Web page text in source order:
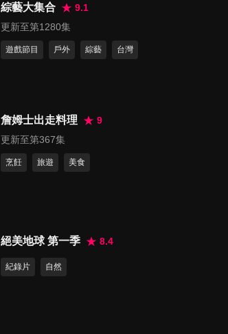
ofiii 歐飛柑仔店｜Fubon
15 分鐘
李雅英,李珠珢重磅登場！挑戰
台語繞口令居然超流利 ?!
16分鐘
李多慧超清涼專訪 - 百吉50週
校,龍京雅,車睿娜專訪
12
綜藝大集合
9.1
更新至第1280集
遊戲節目 戶外 綜藝 台灣
詹姆士出走料理
9
更新至第367集
烹飪 旅遊 美食
絕美地球 第一季 8.4
紀錄片 自然